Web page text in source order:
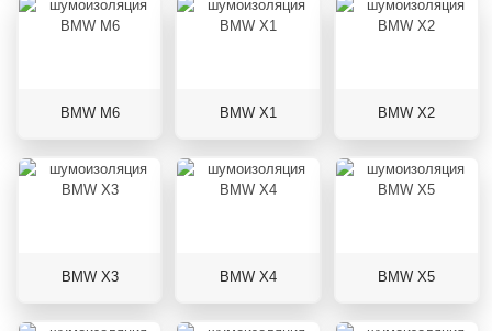
BMW M6 BMW X1 BMW X2
BMW X3 BMW X4 BMW X5